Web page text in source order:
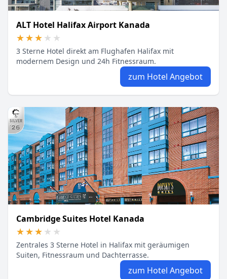
ALT Hotel Halifax Airport Kanada
★★★★★
★★★★★
3 Sterne Hotel direkt am Flughafen Halifax mit
modernem Design und 24h Fitnessraum.
zum Hotel Angebot
Cambridge Suites Hotel Kanada
★★★★★
★★★★★
Zentrales 3 Sterne Hotel in Halifax mit geräumigen
Suiten, Fitnessraum und Dachterrasse.
zum Hotel Angebot